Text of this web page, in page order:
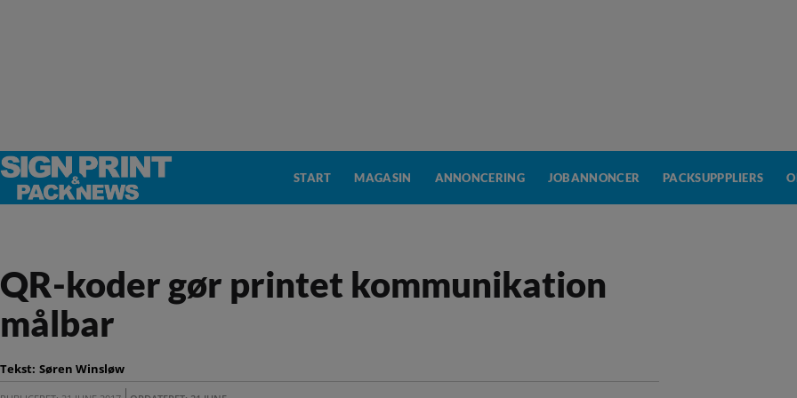
START MAGASIN ANNONCERING JOBANNONCER PACKSUPPPLIERS
QR-koder gør printet kommunikation
målbar
Tekst: Søren Winsløw